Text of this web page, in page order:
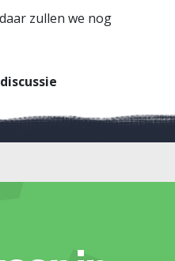
zullen we nog